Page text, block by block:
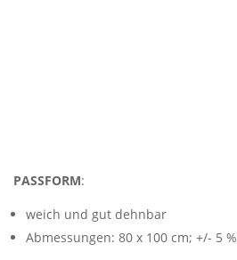
PASSFORM:
weich und gut dehnbar
Abmessungen: 80 x 100 cm; +/- 5 %